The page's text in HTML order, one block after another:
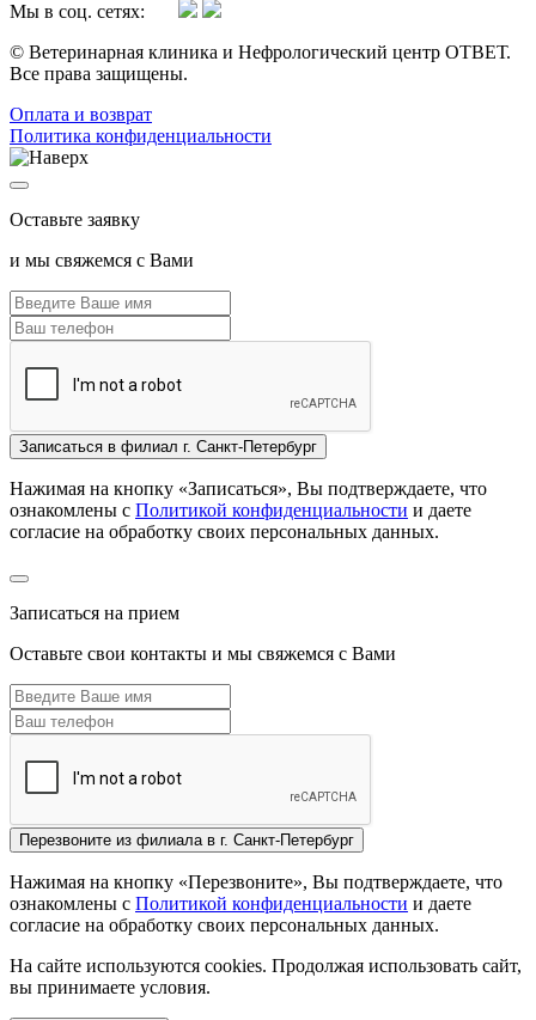
Мы в соц. сетях:
© Ветеринарная клиника и Нефрологический центр ОТВЕТ.
Все права защищены.
Oплата и возврат
Политика конфиденциальности
Оставьте заявку
и мы свяжемся с Вами
Записаться в филиал г. Санкт-Петербург
Нажимая на кнопку «Записаться», Вы подтверждаете, что
ознакомлены с Политикой конфиденциальности и даете
согласие на обработку своих персональных данных.
Записаться на прием
Оставьте свои контакты и мы свяжемся с Вами
Перезвоните из филиала в г. Санкт-Петербург
Нажимая на кнопку «Перезвоните», Вы подтверждаете, что
ознакомлены с Политикой конфиденциальности и даете
согласие на обработку своих персональных данных.
На сайте используются cookies. Продолжая использовать сайт,
вы принимаете условия.